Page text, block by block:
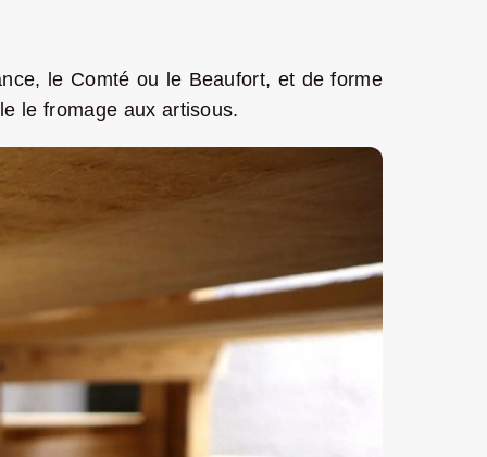
le Comté ou le Beaufort, et de forme
le fromage aux artisous.